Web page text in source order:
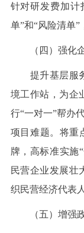
针对研发费加计
单”和“风险清单”
（四）强化企
提升基层服务
境工作站，为企
行“一对一”帮办
项目难题。将重
牌，高标准实施
民营企业发展壮
织民营经济代表
（五）增强政